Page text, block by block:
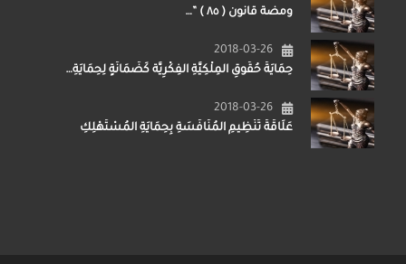
ومضة قانون ( ٨٥ ) ”…
2018-03-26
حِمَايَةُ حُقُوقِ المِلْكِيَّةِ الفِكْرِيَّة كَضَمَانَةٍ لِحِمَايَةِ…
2018-03-26
عَلَاقَةُ تَنْظِيمِ المُنَافَسَةِ بِحِمَايَةِ المُسْتَهْلِكِ